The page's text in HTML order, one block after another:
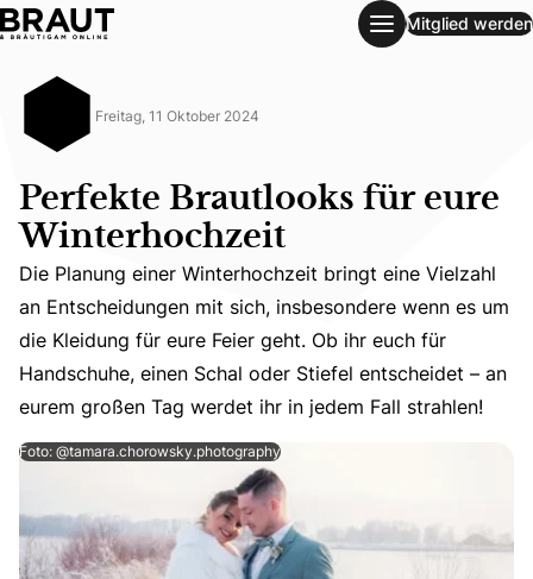
Perfekte Brautlooks für eure Winterhochzeit
Mitglied werden
Freitag, 11 Oktober 2024
Perfekte Brautlooks für eure
Winterhochzeit
Die Planung einer Winterhochzeit bringt eine Vielzahl
Die Planung einer Winterhochzeit bringt eine Vielzahl
an Entscheidungen mit sich, insbesondere wenn es um
die Kleidung für eure Feier geht. Ob ihr euch für
Handschuhe, einen Schal oder Stiefel entscheidet – an
eurem großen Tag werdet ihr in jedem Fall strahlen!
Foto: @tamara.chorowsky.photography